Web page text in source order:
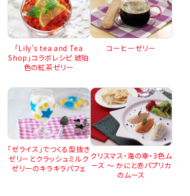
「Lily's tea and Tea
Shop」コラボレシピ 琥珀
色の紅茶ゼリー
コーヒーゼリー
「ゼライス」でつくる型抜き
ゼリーとクラッシュミルク
ゼリーのキラキラパフェ
クリスマス・海の幸・3色ム
ース ～ かにと赤パプリカ
のムース